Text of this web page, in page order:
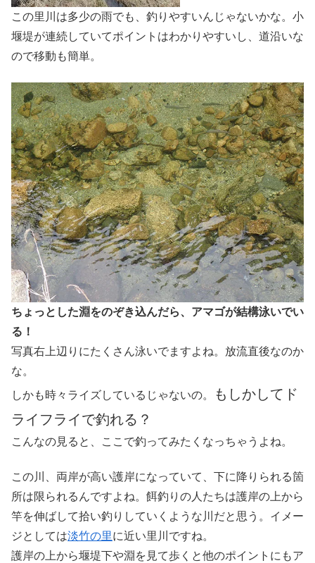
この里川は多少の雨でも、釣りやすいんじゃないかな。小
堰堤が連続していてポイントはわかりやすいし、道沿いな
ので移動も簡単。
ちょっとした淵をのぞき込んだら、アマゴが結構泳いでい
る！
写真右上辺りにたくさん泳いでますよね。放流直後なのか
な。
しかも時々ライズしているじゃないの。
もしかしてド
ライフライで釣れる？
こんなの見ると、ここで釣ってみたくなっちゃうよね。
この川、両岸が高い護岸になっていて、下に降りられる箇
所は限られるんですよね。餌釣りの人たちは護岸の上から
竿を伸ばして拾い釣りしていくような川だと思う。イメー
ジとしては淡竹の里に近い里川ですね。
護岸の上から堰堤下や淵を見て歩くと他のポイントにもア